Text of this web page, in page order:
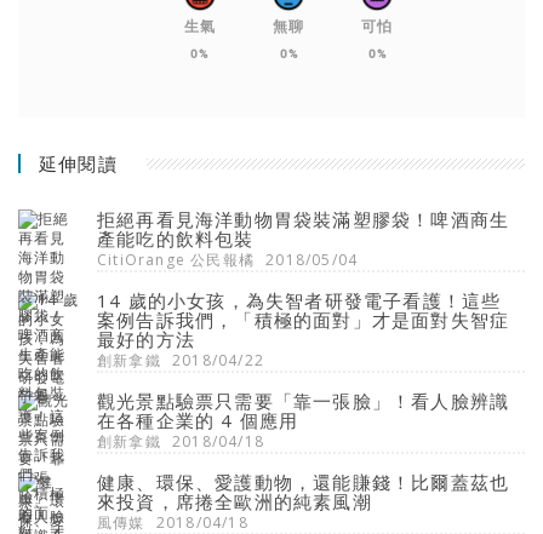
生氣
0%
無聊
0%
可怕
0%
延伸閱讀
拒絕再看見海洋動物胃袋裝滿塑膠袋！啤酒商生
產能吃的飲料包裝
CitiOrange 公民報橘 2018/05/04
14 歲的小女孩，為失智者研發電子看護！這些
案例告訴我們，「積極的面對」才是面對失智症
最好的方法
創新拿鐵 2018/04/22
觀光景點驗票只需要「靠一張臉」！看人臉辨識
在各種企業的 4 個應用
創新拿鐵 2018/04/18
健康、環保、愛護動物，還能賺錢！比爾蓋茲也
來投資，席捲全歐洲的純素風潮
風傳媒 2018/04/18